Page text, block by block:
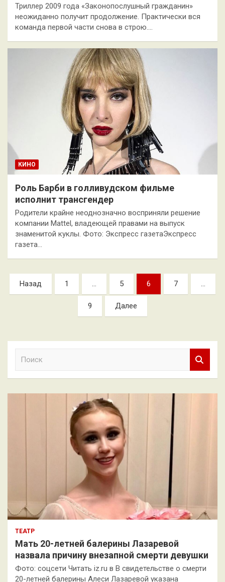
Триллер 2009 года «Законопослушный гражданин»
неожиданно получит продолжение. Практически вся
команда первой части снова в строю.…
КИНО
Роль Барби в голливудском фильме
исполнит трансгендер
Родители крайне неоднозначно восприняли решение
компании Mattel, владеющей правами на выпуск
знаменитой куклы. Фото: Экспресс газетаЭкспресс
газета…
Пагинация
записей
Назад 1 … 5 6 7 …
9 Далее
к
ТЕАТР
Мать 20-летней балерины Лазаревой
назвала причину внезапной смерти девушки
Фото: соцсети Читать iz.ru в В свидетельстве о смерти
20-летней балерины Алеси Лазаревой указана